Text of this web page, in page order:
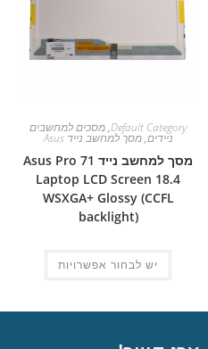
Default Category
,מסכים למחשבים
ניידים,מסך למחשב נייד Asus
מסך למחשב נייד Asus Pro 71
Laptop LCD Screen 18.4
WSXGA+ Glossy (CCFL
backlight)
יש לבחור אפשרויות